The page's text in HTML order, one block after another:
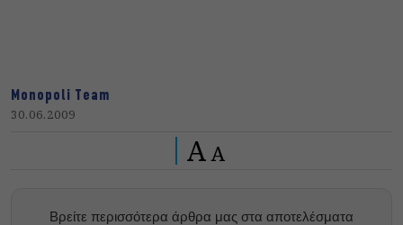
Monopoli Team
30.06.2009
A A
Βρείτε περισσότερα άρθρα μας στα αποτελέσματα